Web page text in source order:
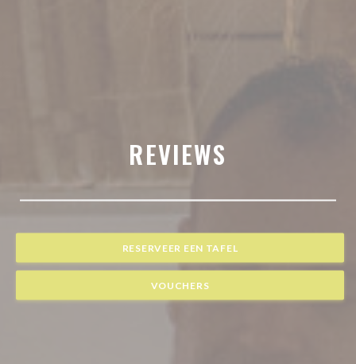
REVIEWS
RESERVEER EEN TAFEL
VOUCHERS